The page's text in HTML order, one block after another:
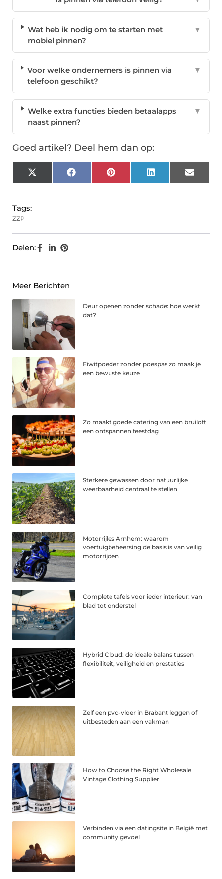
Wat heb ik nodig om te starten met
mobiel pinnen?
▼
Voor welke ondernemers is pinnen via
telefoon geschikt?
▼
Welke extra functies bieden betaalapps
naast pinnen?
▼
Goed artikel? Deel hem dan op:
X
(Twitter)
FacebookPinterest LinkedIn Email
Tags:
ZZP
Delen:
Meer Berichten
Deur openen zonder schade: hoe werkt
dat?
Eiwitpoeder zonder poespas zo maak je
een bewuste keuze
Zo maakt goede catering van een bruiloft
een ontspannen feestdag
Sterkere gewassen door natuurlijke
weerbaarheid centraal te stellen
Motorrijles Arnhem: waarom
voertuigbeheersing de basis is van veilig
motorrijden
Complete tafels voor ieder interieur: van
blad tot onderstel
Hybrid Cloud: de ideale balans tussen
flexibiliteit, veiligheid en prestaties
Zelf een pvc-vloer in Brabant leggen of
uitbesteden aan een vakman
How to Choose the Right Wholesale
Vintage Clothing Supplier
Verbinden via een datingsite in België met
community gevoel